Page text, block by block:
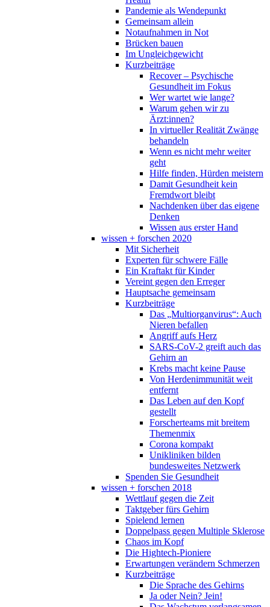
Pandemie als Wendepunkt
Gemeinsam allein
Notaufnahmen in Not
Brücken bauen
Im Ungleichgewicht
Kurzbeiträge
Recover – Psychische
Gesundheit im Fokus
Wer wartet wie lange?
Warum gehen wir zu
Ärzt:innen?
In virtueller Realität Zwänge
behandeln
Wenn es nicht mehr weiter
geht
Hilfe finden, Hürden meistern
Damit Gesundheit kein
Fremdwort bleibt
Nachdenken über das eigene
Denken
Wissen aus erster Hand
wissen + forschen 2020
Mit Sicherheit
Experten für schwere Fälle
Ein Kraftakt für Kinder
Vereint gegen den Erreger
Hauptsache gemeinsam
Kurzbeiträge
Das „Multiorganvirus“: Auch
Nieren befallen
Angriff aufs Herz
SARS-CoV-2 greift auch das
Gehirn an
Krebs macht keine Pause
Von Herdenimmunität weit
entfernt
Das Leben auf den Kopf
gestellt
Forscherteams mit breitem
Themenmix
Corona kompakt
Unikliniken bilden
bundesweites Netzwerk
Spenden Sie Gesundheit
wissen + forschen 2018
Wettlauf gegen die Zeit
Taktgeber fürs Gehirn
Spielend lernen
Doppelpass gegen Multiple Sklerose
Chaos im Kopf
Die Hightech-Pioniere
Erwartungen verändern Schmerzen
Kurzbeiträge
Die Sprache des Gehirns
Ja oder Nein? Jein!